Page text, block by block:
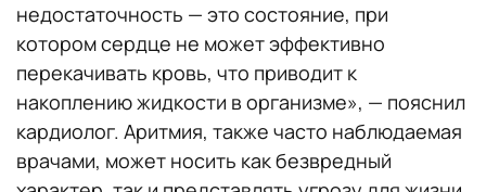
недостаточность — это состояние, при
котором сердце не может эффективно
перекачивать кровь, что приводит к
накоплению жидкости в организме», — пояснил
кардиолог. Аритмия, также часто наблюдаемая
врачами, может носить как безвредный